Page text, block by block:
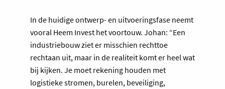
In de huidige ontwerp- en uitvoeringsfase neemt
vooral Heem Invest het voortouw. Johan: “Een
industriebouw ziet er misschien rechttoe
rechtaan uit, maar in de realiteit komt er heel wat
bij kijken. Je moet rekening houden met
logistieke stromen, burelen, beveiliging,